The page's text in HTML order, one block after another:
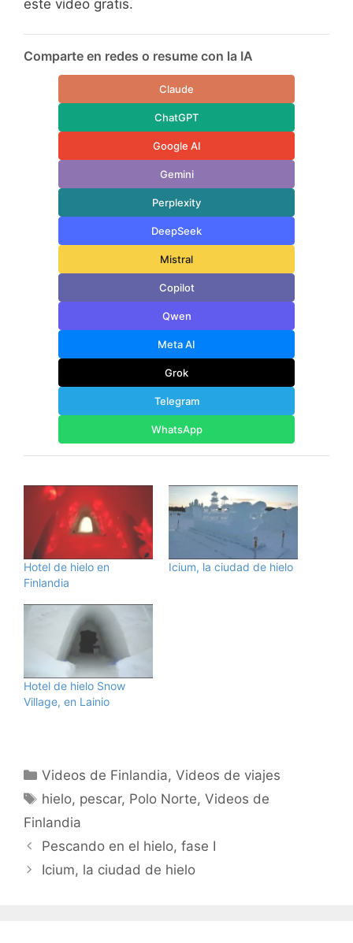
este vídeo gratis.
Comparte en redes o resume con la IA
Claude
ChatGPT
Google AI
Gemini
Perplexity
DeepSeek
Mistral
Copilot
Qwen
Meta AI
Grok
Telegram
WhatsApp
Hotel de hielo en
Finlandia
Icium, la ciudad de hielo
Hotel de hielo Snow
Village, en Lainio
Categorías
Videos de Finlandia,Videos de viajes
Etiquetas
hielo, pescar, Polo Norte,Videos de
Finlandia
Pescando en el hielo, fase I
Icium, la ciudad de hielo